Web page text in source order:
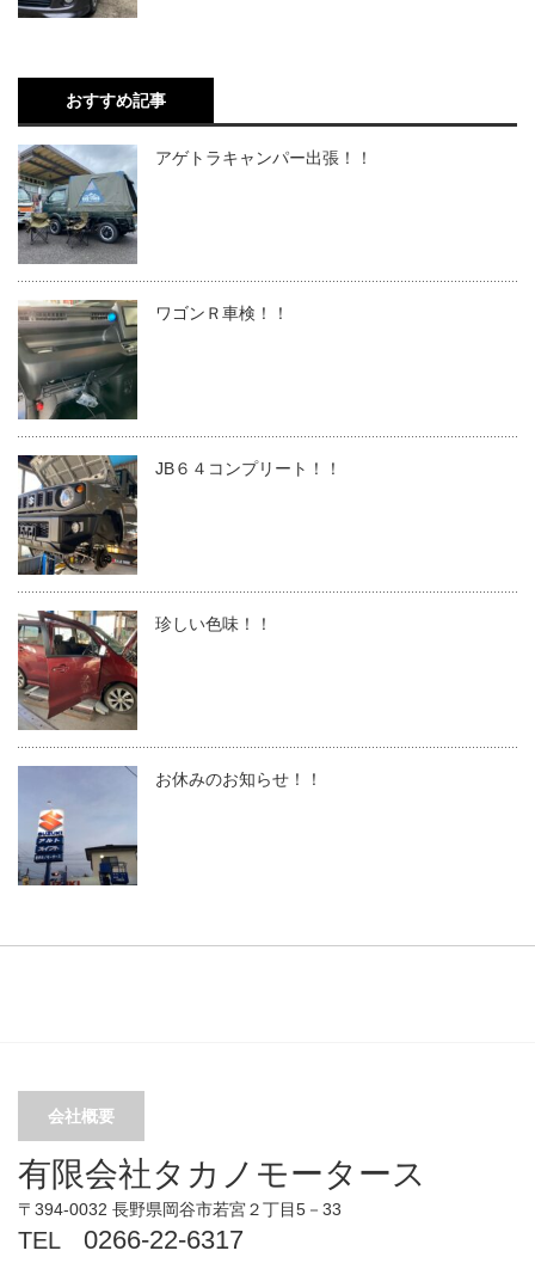
おすすめ記事
アゲトラキャンパー出張！！
ワゴンＲ車検！！
JB６４コンプリート！！
珍しい色味！！
お休みのお知らせ！！
会社概要
有限会社タカノモータース
〒394-0032 長野県岡谷市若宮２丁目5－33
TEL 0266-22-6317